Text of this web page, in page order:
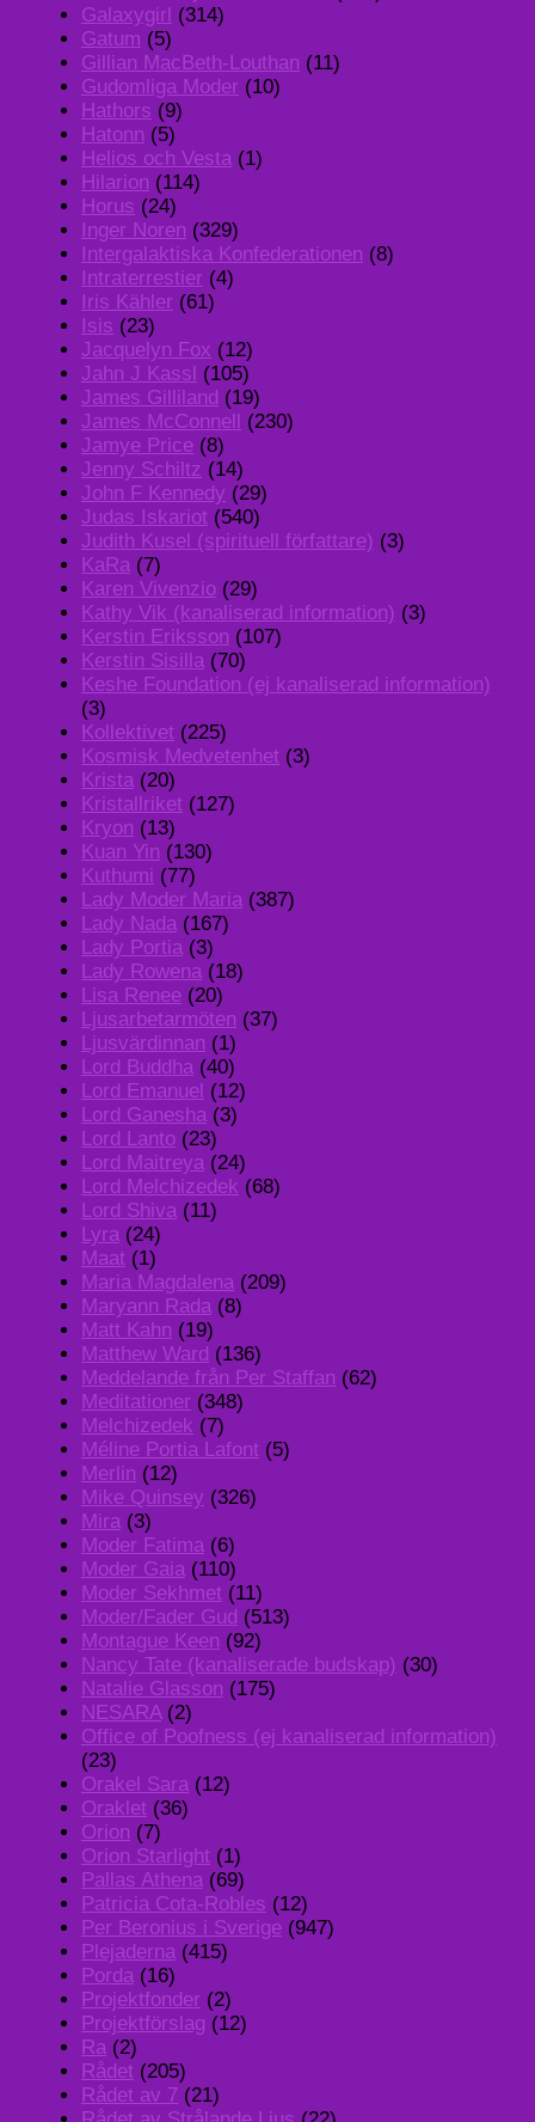
Galaxygirl (314)
Gatum (5)
Gillian MacBeth-Louthan (11)
Gudomliga Moder (10)
Hathors (9)
Hatonn (5)
Helios och Vesta (1)
Hilarion (114)
Horus (24)
Inger Noren (329)
Intergalaktiska Konfederationen (8)
Intraterrestier (4)
Iris Kähler (61)
Isis (23)
Jacquelyn Fox (12)
Jahn J Kassl (105)
James Gilliland (19)
James McConnell
(230)
Jamye Price (8)
Jenny Schiltz (14)
John F Kennedy (29)
Judas Iskariot (540)
Judith Kusel (spirituell författare) (3)
KaRa (7)
Karen Vivenzio (29)
Kathy Vik (kanaliserad information) (3)
Kerstin Eriksson (107)
Kerstin Sisilla (70)
Keshe Foundation (ej kanaliserad information)
(3)
Kollektivet (225)
Kosmisk Medvetenhet (3)
Krista (20)
Kristallriket (127)
Kryon (13)
Kuan Yin (130)
Kuthumi (77)
Lady Moder Maria (387)
Lady Nada (167)
Lady Portia (3)
Lady Rowena (18)
Lisa Renee (20)
Ljusarbetarmöten (37)
Ljusvärdinnan (1)
Lord Buddha (40)
Lord Emanuel (12)
Lord Ganesha (3)
Lord Lanto (23)
Lord Maitreya (24)
Lord Melchizedek (68)
Lord Shiva (11)
Lyra (24)
Maat (1)
Maria Magdalena (209)
Maryann Rada (8)
Matt Kahn (19)
Matthew Ward (136)
Meddelande från Per Staffan (62)
Meditationer (348)
Melchizedek (7)
Méline Portia Lafont (5)
Merlin (12)
Mike Quinsey (326)
Mira (3)
Moder Fatima (6)
Moder Gaia (110)
Moder Sekhmet (11)
Moder/Fader Gud (513)
Montague Keen (92)
Nancy Tate (kanaliserade budskap) (30)
Natalie Glasson (175)
NESARA(2)
Office of Poofness (ej kanaliserad information)
(23)
Orakel Sara (12)
Oraklet (36)
Orion (7)
Orion Starlight (1)
Pallas Athena (69)
Patricia Cota-Robles (12)
Per Beronius i Sverige (947)
Plejaderna (415)
Porda (16)
Projektfonder (2)
Projektförslag (12)
Ra (2)
Rådet (205)
Rådet av 7 (21)